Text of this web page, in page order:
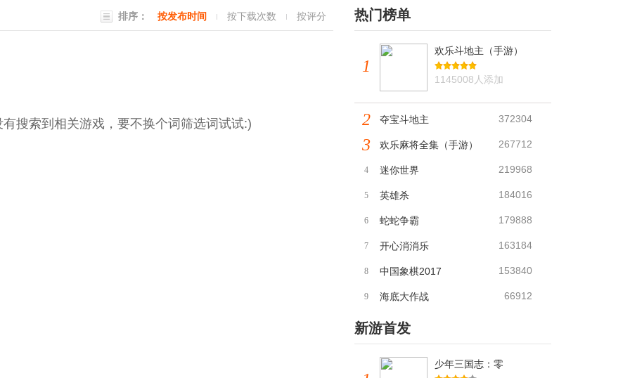
排序： 按发布时间 按下载次数 按评分
搜索到相关游戏，要不换个词筛选词试试:)
热门榜单
1
欢乐斗地主（手游）
1145008人添加
2 夺宝斗地主 372304
3 欢乐麻将全集（手游） 267712
4 迷你世界 219968
5 英雄杀 184016
6 蛇蛇争霸 179888
7 开心消消乐 163184
8 中国象棋2017 153840
9 海底大作战 66912
新游首发
少年三国志：零